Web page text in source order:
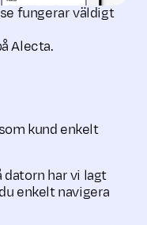
fungerar väldigt
Alecta.
kund enkelt
har vi lagt
enkelt navigera